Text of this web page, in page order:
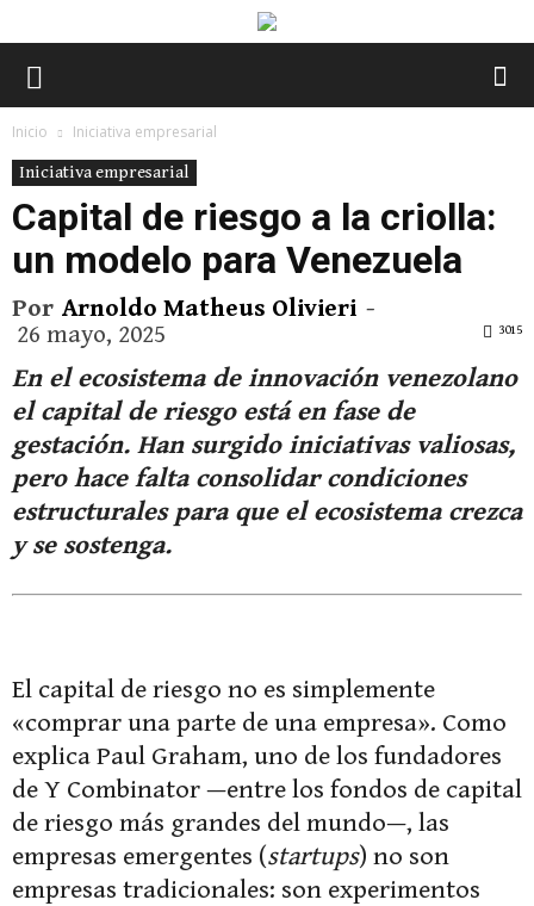
Inicio
Iniciativa empresarial
Iniciativa empresarial
Capital de riesgo a la criolla:
un modelo para Venezuela
Por Arnoldo Matheus Olivieri -
26 mayo, 2025
3015
En el ecosistema de innovación venezolano
el capital de riesgo está en fase de
gestación. Han surgido iniciativas valiosas,
pero hace falta consolidar condiciones
estructurales para que el ecosistema crezca
y se sostenga.
El capital de riesgo no es simplemente
«comprar una parte de una empresa». Como
explica Paul Graham, uno de los fundadores
de Y Combinator —entre los fondos de capital
de riesgo más grandes del mundo—, las
empresas emergentes (startups) no son
empresas tradicionales: son experimentos